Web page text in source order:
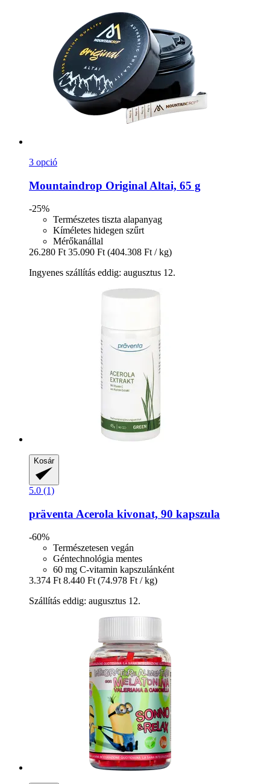
3 opció
Mountaindrop Original Altai, 65 g
-25%
Természetes tiszta alapanyag
Kíméletes hidegen szűrt
Mérőkanállal
26.280 Ft 35.090 Ft (404.308 Ft / kg)
Ingyenes szállítás eddig: augusztus 12.
Kosár
5.0 (1)
präventa Acerola kivonat, 90 kapszula
-60%
Természetesen vegán
Géntechnológia mentes
60 mg C-vitamin kapszulánként
3.374 Ft 8.440 Ft (74.978 Ft / kg)
Szállítás eddig: augusztus 12.